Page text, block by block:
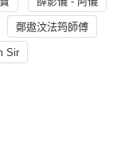
鄭遨汶法筠師傅
Sir